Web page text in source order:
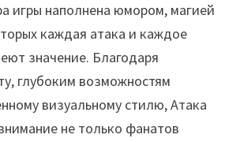
игры наполнена юмором, магией
каждая атака и каждое
значение. Благодаря
глубоким возможностям
визуальному стилю, Атака
не только фанатов